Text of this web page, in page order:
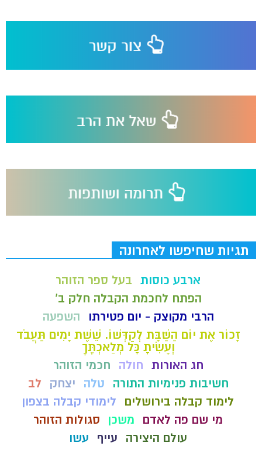
תגיות שחיפשו לאחרונה
ארבע כוסות בעל ספר הזוהר
הפתח לחכמת הקבלה חלק ב'
הרבי מקוצק - יום פטירתו
השפעה
זָכוֹר אֶת יוֹם הַשַּׁבָּת לְקַדְּשׁוֹ. שֵׁשֶׁת יָמִים תַּעֲבֹד
וְעָשִׂיתָ כָּל מְלַאכְתֶּךָ
חג האורות חולה
חכמי הזוהר
חשיבות פנימיות התורה
טלה יצחק
לב
לימוד קבלה בירושלים
לימודי קבלה בצפון
מי שם פה לאדם
משכן
סגולות הזוהר
עולם היצירה
עייף
עשו